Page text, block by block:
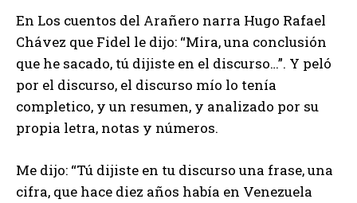
En Los cuentos del Arañero narra Hugo Rafael
Chávez que Fidel le dijo: “Mira, una conclusión
que he sacado, tú dijiste en el discurso…”. Y peló
por el discurso, el discurso mío lo tenía
completico, y un resumen, y analizado por su
propia letra, notas y números.
Me dijo: “Tú dijiste en tu discurso una frase, una
cifra, que hace diez años había en Venezuela